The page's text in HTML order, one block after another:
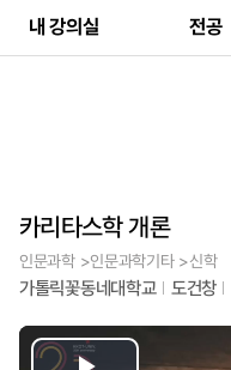
내 강의실 전공
카리타스학 개론
인문과학 >인문과학기타 >신학
가톨릭꽃동네대학교 도건창